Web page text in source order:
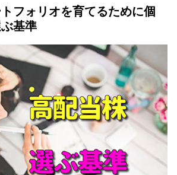
フォリオを育てるために個
基準